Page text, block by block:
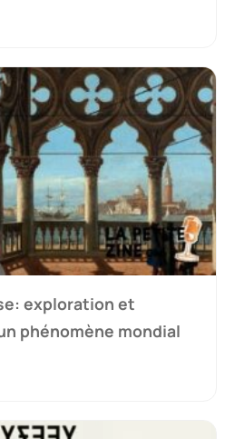
exploration et
phénomène mondial